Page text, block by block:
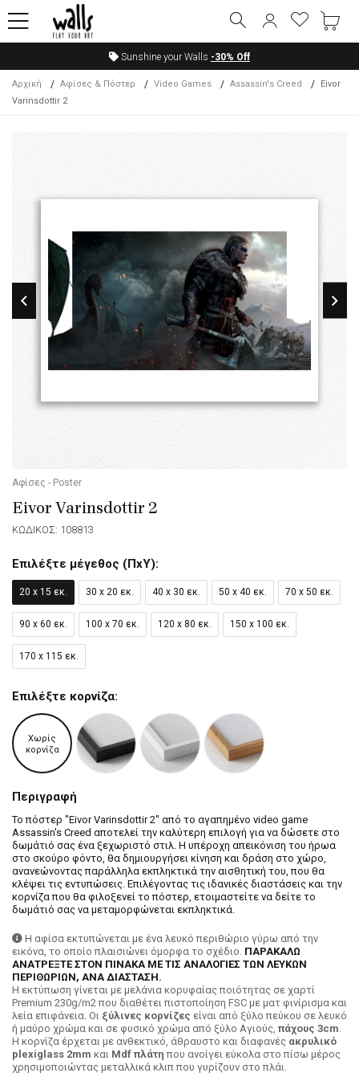
Sunshine your Walls -30% Off
Αρχική Αφίσες & Πόστερ Video Games Assassin's Creed
Eivor
Varinsdottir 2
Αφίσες - Poster
Eivor Varinsdottir 2
ΚΩΔΙΚΟΣ: 108813
Επιλέξτε μέγεθος (ΠxΥ):
20 x 15 εκ. 30 x 20 εκ. 40 x 30 εκ. 50 x 40 εκ. 70 x 50 εκ.
90 x 60 εκ. 100 x 70 εκ. 120 x 80 εκ. 150 x 100 εκ.
170 x 115 εκ.
Επιλέξτε κορνίζα:
Χωρίς
κορνίζα
Περιγραφή
Το πόστερ "Eivor Varinsdottir 2" από το αγαπημένο video game
Assassin's Creed αποτελεί την καλύτερη επιλογή για να δώσετε στο
δωμάτιό σας ένα ξεχωριστό στιλ. Η υπέροχη απεικόνιση του ήρωα
στο σκούρο φόντο, θα δημιουργήσει κίνηση και δράση στο χώρο,
ανανεώνοντας παράλληλα εκπληκτικά την αισθητική του, που θα
κλέψει τις εντυπώσεις. Επιλέγοντας τις ιδανικές διαστάσεις και την
κορνίζα που θα φιλοξενεί το πόστερ, ετοιμαστείτε να δείτε το
δωμάτιό σας να μεταμορφώνεται εκπληκτικά.
Η αφίσα εκτυπώνεται με ένα λευκό περιθώριο γύρω από την
εικόνα, το οποίο πλαισιώνει όμορφα το σχέδιο. ΠΑΡΑΚΑΛΩ
ΑΝΑΤΡΕΞΤΕ ΣΤΟΝ ΠΙΝΑΚΑ ΜΕ ΤΙΣ ΑΝΑΛΟΓΙΕΣ ΤΩΝ ΛΕΥΚΩΝ
ΠΕΡΙΘΩΡΙΩΝ, ΑΝΑ ΔΙΑΣΤΑΣΗ.
H εκτύπωση γίνεται με μελάνια κορυφαίας ποιότητας σε χαρτί
Premium 230g/m2 που διαθέτει πιστοποίηση FSC με ματ φινίρισμα και
λεία επιφάνεια. Οι ξύλινες κορνίζες είναι από ξύλο πεύκου σε λευκό
ή μαύρο χρώμα και σε φυσικό χρώμα από ξύλο Αγιούς, πάχους 3cm.
Η κορνίζα έρχεται με ανθεκτικό, άθραυστο και διαφανές ακρυλικό
plexiglass 2mm και Mdf πλάτη που ανοίγει εύκολα στο πίσω μέρος
χρησιμοποιώντας μεταλλικά κλιπ που γυρίζουν στο πλάι.